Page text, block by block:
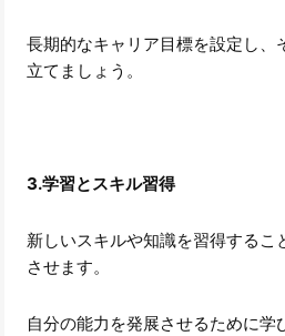
長期的なキャリア目標を設定し、
立てましょう。
3.学習とスキル習得
新しいスキルや知識を習得するこ
させます。
自分の能力を発展させるために学